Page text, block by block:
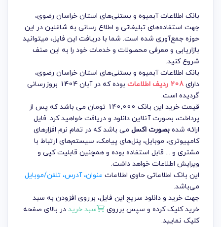
بانک اطلاعات آبمیوه و بستنی‌های استان خراسان رضوی،
جهت استفاده‌های تبلیغاتی و اطلاع رسانی به شاغلین در این
حوزه جمع‌آوری شده است. شما با دریافت این فایل، میتوانید
بازاریابی و معرفی محصولات و خدمات خود را به این صنف
شروع کنید.
بانک اطلاعات آبمیوه و بستنی‌های استان خراسان رضوی،
دارای208 ردیف اطلاعات
بوده که در آبان 1404 بروزرسانی
گردیده است.
قیمت خرید این بانک 140,000 تومان می باشد که پس از
پرداخت، بصورت آنلاین دانلود و دریافت خواهید کرد. فایل
ارائه شدهبصورت اکسل می باشد که در تمام نرم افزارهای
کامپیوتری، موبایل، پنل‌های پیامک، سیستم‌های ارتباط با
مشتری و ... قابل استفاده بوده و همچنین قابلیت کپی و
ویرایش اطلاعات خواهد داشت.
این بانک اطلاعاتی حاوی اطلاعات عنوان، آدرس، تلفن/موبایل
می‌باشد.
جهت خرید و دانلود سریع این فایل، برروی افزودن به سبد
خرید کلیک کرده و سپس برروی
سبد خریددر بالای صفحه
کلیک نمایید.